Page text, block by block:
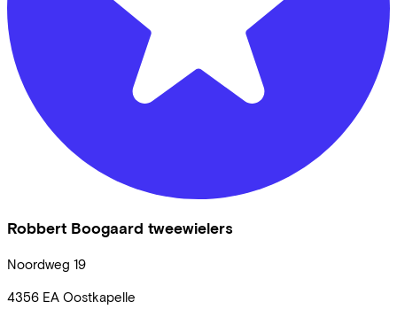
Robbert Boogaard tweewielers
Noordweg 19
4356 EA Oostkapelle